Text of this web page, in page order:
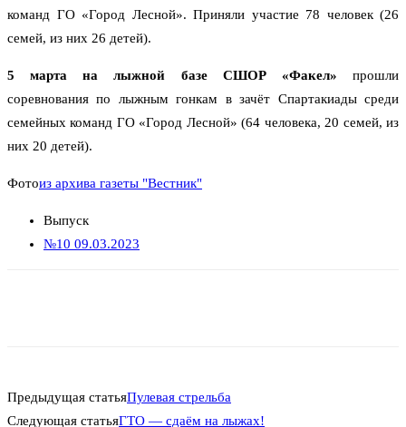
команд ГО «Город Лесной». Приняли участие 78 человек (26
семей, из них 26 детей).
5 марта на лыжной базе СШОР «Факел» прошли
соревнования по лыжным гонкам в зачёт Спартакиады среди
семейных команд ГО «Город Лесной» (64 человека, 20 семей, из
них 20 детей).
Фотоиз архива газеты "Вестник"
Выпуск
№10 09.03.2023
Предыдущая статьяПулевая стрельба
Следующая статьяГТО — сдаём на лыжах!